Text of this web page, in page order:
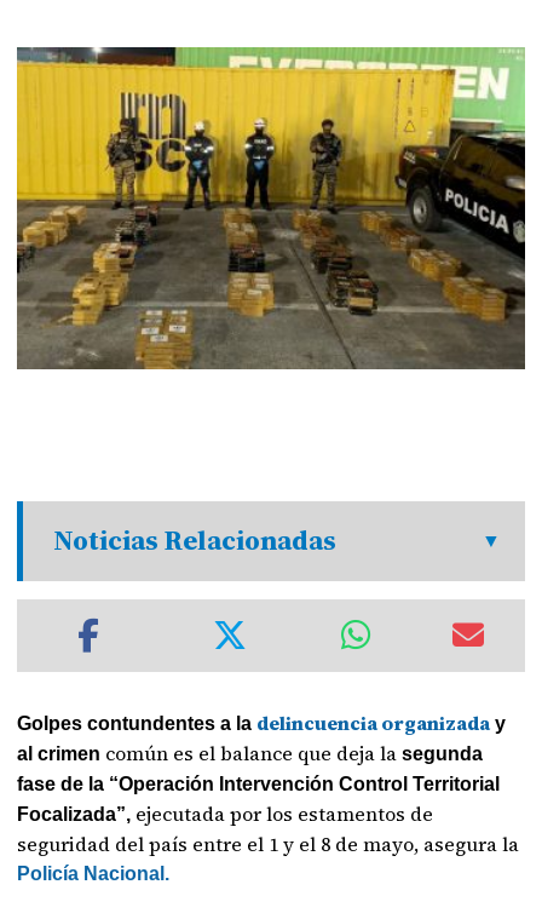
Noticias Relacionadas
Golpes contundentes a la delincuencia organizada y
al crimen común es el balance que deja la segunda
fase de la “Operación Intervención Control Territorial
Focalizada”, ejecutada por los estamentos de
seguridad del país entre el 1 y el 8 de mayo, asegura la
Policía Nacional.